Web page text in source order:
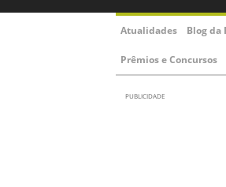
Atualidades Blog da
Prêmios e Concursos
PUBLICIDADE